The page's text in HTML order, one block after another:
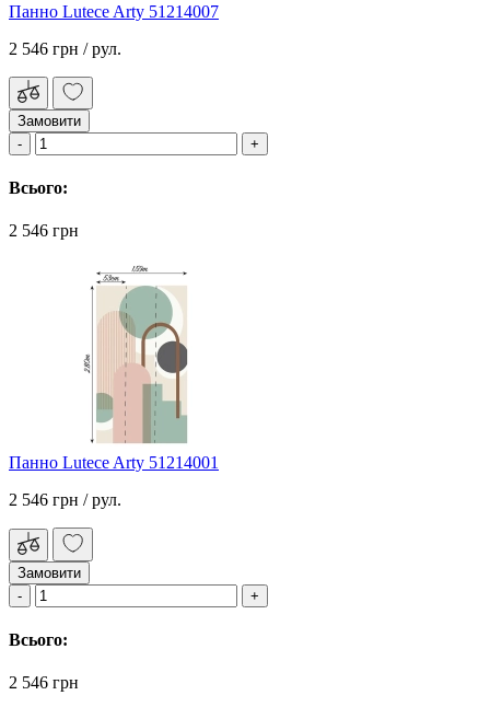
Панно Lutece Arty 51214007
2 546 грн / рул.
Замовити
Всього:
2 546 грн
Панно Lutece Arty 51214001
2 546 грн / рул.
Замовити
Всього:
2 546 грн